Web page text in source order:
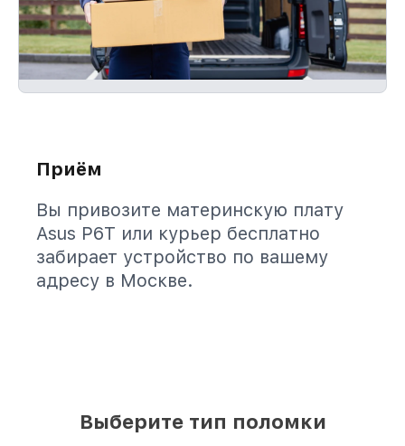
Приём
Вы привозите материнскую плату
Asus P6T или курьер бесплатно
забирает устройство по вашему
адресу в Москве.
Выберите тип поломки